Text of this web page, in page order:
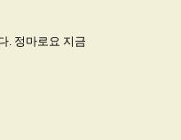
. 정마로요 지금